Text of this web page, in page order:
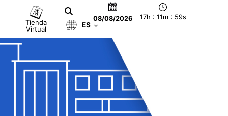
Tienda
Virtual
08/08/2026 17h : 12m : 00s
ES